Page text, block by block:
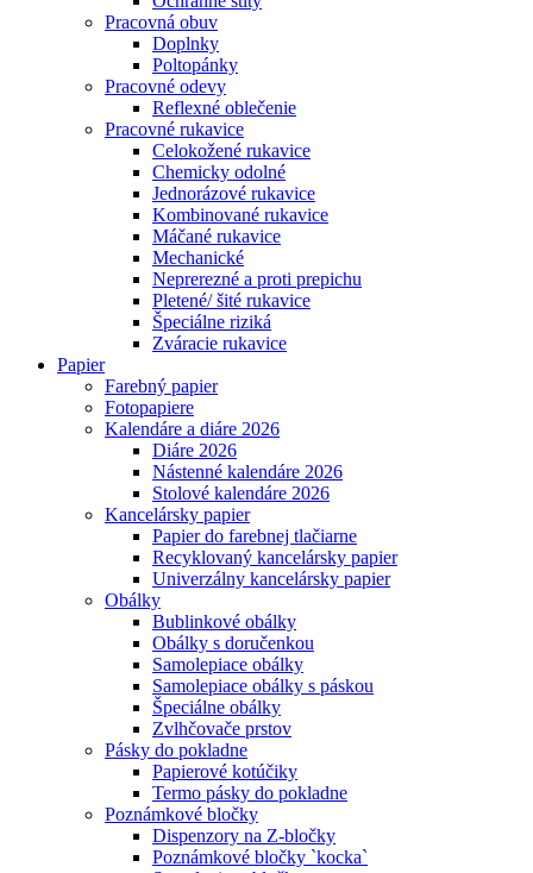
Pracovná obuv
Doplnky
Poltopánky
Pracovné odevy
Reflexné oblečenie
Pracovné rukavice
Celokožené rukavice
Chemicky odolné
Jednorázové rukavice
Kombinované rukavice
Máčané rukavice
Mechanické
Neprerezné a proti prepichu
Pletené/ šité rukavice
Špeciálne riziká
Zváracie rukavice
Papier
Farebný papier
Fotopapiere
Kalendáre a diáre 2026
Diáre 2026
Nástenné kalendáre 2026
Stolové kalendáre 2026
Kancelársky papier
Papier do farebnej tlačiarne
Recyklovaný kancelársky papier
Univerzálny kancelársky papier
Obálky
Bublinkové obálky
Obálky s doručenkou
Samolepiace obálky
Samolepiace obálky s páskou
Špeciálne obálky
Zvlhčovače prstov
Pásky do pokladne
Papierové kotúčiky
Termo pásky do pokladne
Poznámkové bločky
Dispenzory na Z-bločky
Poznámkové bločky `kocka`